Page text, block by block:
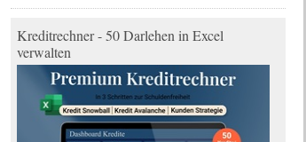
Kreditrechner - 50 Darlehen in Excel
verwalten